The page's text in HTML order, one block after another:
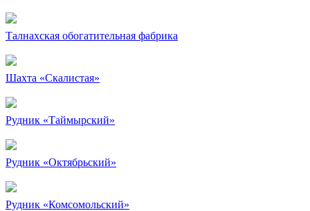
Талнахская обогатительная фабрика
Шахта «Скалистая»
Рудник «Таймырский»
Рудник «Октябрьский»
Рудник «Комсомольский»